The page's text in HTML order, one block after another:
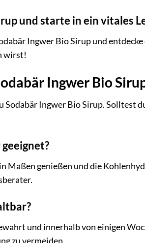
und starte in ein vitales
Ingwer Bio Sirup und
wirst!
Ingwer Bio
Ingwer Bio Sirup. Solltest
Maßen genießen und die
und innerhalb von einigen